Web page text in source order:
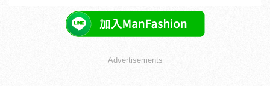
Advertisements